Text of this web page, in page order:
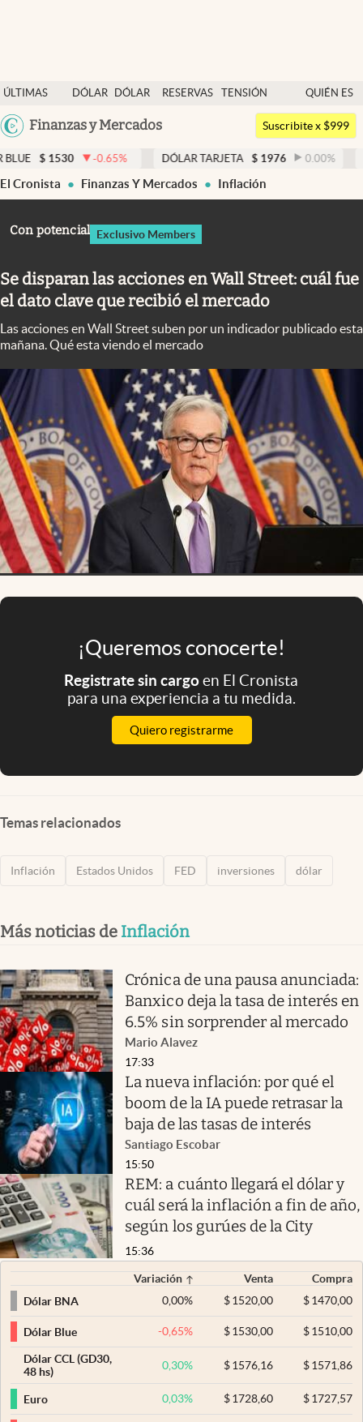
ÚLTIMAS
NOTICIAS
DÓLAR
DÓLAR
RESERVAS
TENSIÓN
GEOPOLÍTICA
QUIÉN ES
QUIÉN
Argentina
Finanzas y Mercados
Dólar
Members
Economía y Política
Finanzas y Mercados
Columnistas
Otras secciones
Apertura
Infotechnology
Clima
Mundial 2026
Eventos Corporativos
El Cronista Studio
Mediakit
Argentina
Suscribite x $999
-0.65% DÓLAR TARJETA $ 1976 0.00 % DÓLAR MEP
El Cronista Finanzas Y Mercados Inflación
Con potencial Exclusivo Members
Se disparan las acciones en Wall Street: cuál fue
el dato clave que recibió el mercado
Las acciones en Wall Street suben por un indicador publicado esta
mañana. Qué esta viendo el mercado
¡Queremos conocerte!
Registrate sin cargoen El Cronista
para una experiencia a tu medida.
Quiero registrarme
Temas relacionados
Inflación Estados Unidos FED inversiones dólar
Más noticias de Inflación
Crónica de una pausa anunciada:
Banxico deja la tasa de interés en
6.5% sin sorprender al mercado
Mario Alavez
17:33
La nueva inflación: por qué el
boom de la IA puede retrasar la
baja de las tasas de interés
Santiago Escobar
15:50
REM: a cuánto llegará el dólar y
cuál será la inflación a fin de año,
según los gurúes de la City
15:36
Variación Venta
Compra
Dólar BNA
0,00% $ 1520,00 $1470,00
Dólar Blue -0,65% $ 1530,00 $1510,00
Dólar CCL (GD30,
48 hs)
0,30% $ 1576,16 $1571,86
Euro 0,03% $ 1728,60 $1727,57